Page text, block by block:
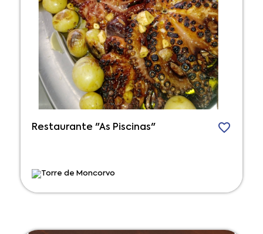
Restaurante "As Piscinas"
Torre de Moncorvo